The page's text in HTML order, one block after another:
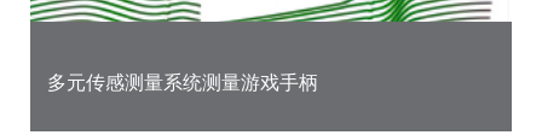
多元传感测量系统测量游戏手柄